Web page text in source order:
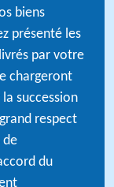
biens
présenté les
par votre
chargeront
succession
respect
de
du